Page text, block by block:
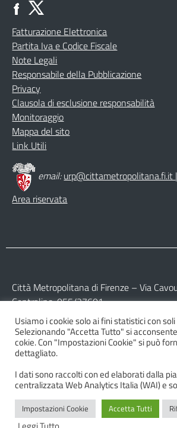
Fatturazione Elettronica
Partita Iva e Codice Fiscale
Note Legali
Responsabile della Pubblicazione
Privacy
Clausola di esclusione responsabilità
Monitoraggio
Mappa del sito
Link Utili
email:urp@cittametropolitana.fi.it |
Area riservata
Città Metropolitana di Firenze – Via
Centralino: 055/27601
Partita IVA: 017 09 77 04 89
Codice Fiscale: 800 16 45 04 80
© 2026 Città
Usiamo i cookie solo ai fini statistici con
Selezionando "Accetta Tutto" si
cokie. Con "Impostazioni Cookie" si può
dettagliato.
I dati sono raccolti con ed elaborati dalla
centralizzata Web Analytics Italia (WAI) e
Impostazioni Cookie Accetta Tutti